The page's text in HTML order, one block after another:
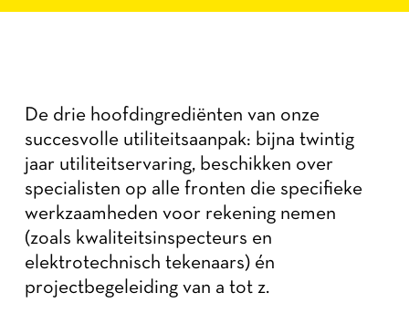
De drie hoofdingrediënten van onze
succesvolle utiliteitsaanpak: bijna twintig
jaar utiliteitservaring, beschikken over
specialisten op alle fronten die specifieke
werkzaamheden voor rekening nemen
(zoals kwaliteitsinspecteurs en
elektrotechnisch tekenaars) én
projectbegeleiding van a tot z.